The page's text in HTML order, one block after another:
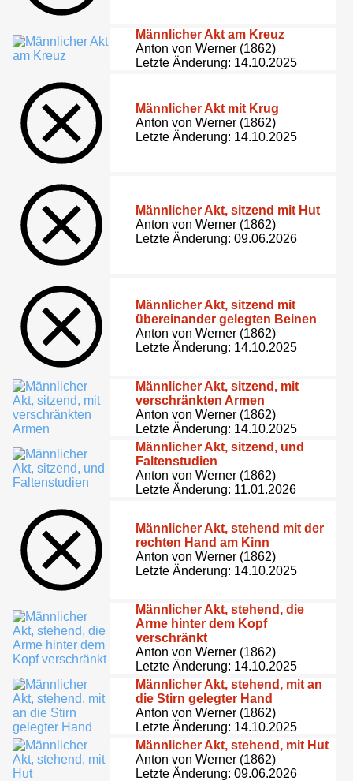
Männlicher Akt am Kreuz
Anton von Werner (1862)
Letzte Änderung: 14.10.2025
Männlicher Akt mit Krug
Anton von Werner (1862)
Letzte Änderung: 14.10.2025
Männlicher Akt, sitzend mit Hut
Anton von Werner (1862)
Letzte Änderung: 09.06.2026
Männlicher Akt, sitzend mit
übereinander gelegten Beinen
Anton von Werner (1862)
Letzte Änderung: 14.10.2025
Männlicher Akt, sitzend, mit
verschränkten Armen
Anton von Werner (1862)
Letzte Änderung: 14.10.2025
Männlicher Akt, sitzend, und
Faltenstudien
Anton von Werner (1862)
Letzte Änderung: 11.01.2026
Männlicher Akt, stehend mit der
rechten Hand am Kinn
Anton von Werner (1862)
Letzte Änderung: 14.10.2025
Männlicher Akt, stehend, die
Arme hinter dem Kopf
verschränkt
Anton von Werner (1862)
Letzte Änderung: 14.10.2025
Männlicher Akt, stehend, mit an
die Stirn gelegter Hand
Anton von Werner (1862)
Letzte Änderung: 14.10.2025
Männlicher Akt, stehend, mit Hut
Anton von Werner (1862)
Letzte Änderung: 09.06.2026